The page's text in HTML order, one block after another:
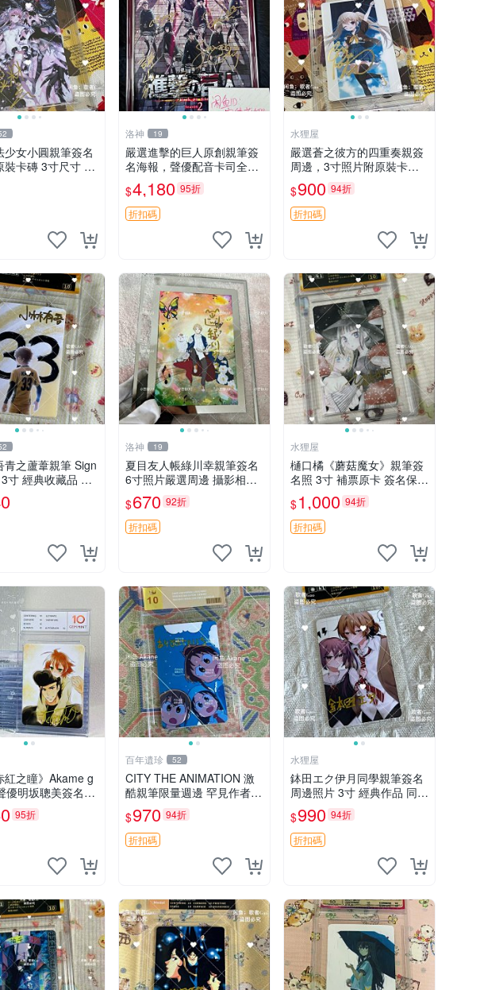
少女小圓親筆簽名
裝卡磚 3寸尺寸 親
小圓周邊 畫集 監
洛神 19
嚴選進擊的巨人原創親筆簽
名海報，聲優配音卡司全集
收藏推薦 艾倫、三笠、阿
明、埃爾文巨細靡遺肖像照
$4,180 95折
折扣碼
水狸屋
嚴選蒼之彼方的四重奏親簽
周邊，3寸照片附原裝卡磚
親簽照 收藏級 影印品 杜蕾
斯相紙質地 限量版 Aokana
Four Rhythm 藍光紀念照
簽名
$900 94折
折扣碼
青之蘆葦親筆 Sign
寸 經典收藏品 青
量版 周邊 相框裝
葦 簽名照 小林有
洛神 19
夏目友人帳綠川幸親筆簽名
6寸照片嚴選周邊 攝影相框
網路認證 夏目友人帳收藏
簽名照 6寸
$670 92折
折扣碼
水狸屋
樋口橘《蘑菇魔女》親筆簽
名照 3寸 補票原卡 簽名保真
收藏推薦 蘑菇魔女 樋口橘
照片
$1,000 94折
折扣碼
紅之瞳》Akame g
優明坂聰美簽名周
原裝卡磚 日版中
瞳 Akame ga Kill
名
95折
百年遺珍 52
CITY THE ANIMATION 激
酷親筆限量週邊 罕見作者簽
名收藏 現代潮流擺飾 9x9c
m 專家推薦 國際珍藏款 周
邊 照片周邊 尺寸 收藏品
$970 94折
折扣碼
水狸屋
鉢田エク伊月同學親筆簽名
周邊照片 3寸 經典作品 同人
照
$990 94折
折扣碼